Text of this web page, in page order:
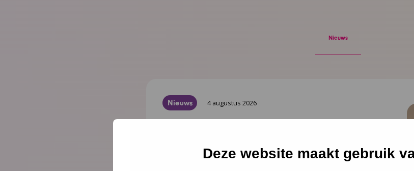
Deze website maakt gebruik
Nieuws
Nieuws 4 augustus 2026
ouders loopt alleen maar op